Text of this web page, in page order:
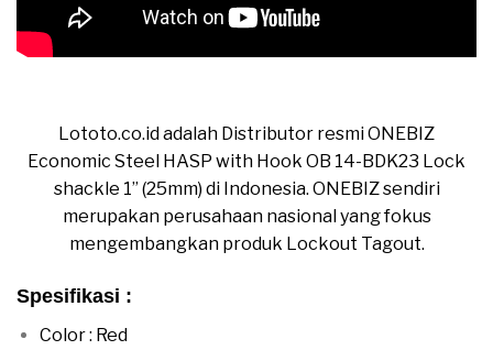
Lototo.co.id adalah Distributor resmi ONEBIZ
Economic Steel HASP with Hook OB 14-BDK23 Lock
shackle 1” (25mm) di Indonesia. ONEBIZ sendiri
merupakan perusahaan nasional yang fokus
mengembangkan produk Lockout Tagout.
Spesifikasi :
Color : Red